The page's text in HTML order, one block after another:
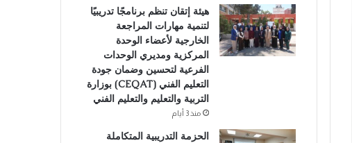
هيئة إتقان تنظم برنامجًا تدريبيًا
لتنمية مهارات المراجعة
الخارجية لأعضاء الوحدة
المركزية ومديري الوحدات
الفرعية لتحسين وضمان جودة
التعليم الفني (CEQAT) بوزارة
التربية والتعليم والتعليم الفني
منذ 3 أيام
الحزمة التدريبية المتكاملة